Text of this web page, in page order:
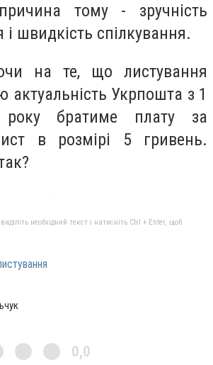
тому - зручність
швидкість спілкування.
на те, що листування
актуальність Укрпошта з 1
братиме плату за
в розмірі 5 гривень.
необхідний текст і натисніть Ctrl + Enter, щоб
0,0